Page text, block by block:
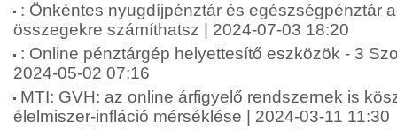
: Önkéntes nyugdíjpénztár és egészségpénztár
összegekre számíthatsz | 2024-07-03 18:20
: Online pénztárgép helyettesítő eszközök - 3
2024-05-02 07:16
MTI: GVH: az online árfigyelő rendszernek is
élelmiszer-infláció mérséklése | 2024-03-11 11:30